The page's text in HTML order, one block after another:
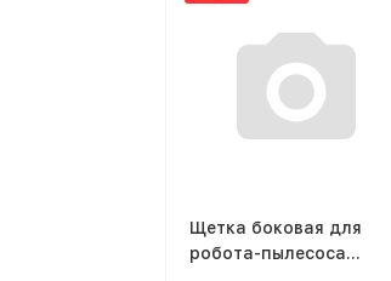
Щетка боковая для
робота-пылесоса